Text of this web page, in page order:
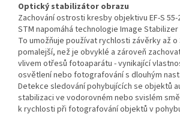
Optický stabilizátor obrazu
Zachování ostrosti kresby objektivu EF-S 55-
STM napomáhá technologie Image
To umožňuje používat rychlosti závěrky až o
pomalejší, než je obvyklé a zároveň
vlivem otřesů fotoaparátu - vynikající
osvětlení nebo fotografování s dlouhým
Detekce sledování pohybujících se objektů
stabilizaci ve vodorovném nebo svislém
k rychlosti při fotografování objektů v